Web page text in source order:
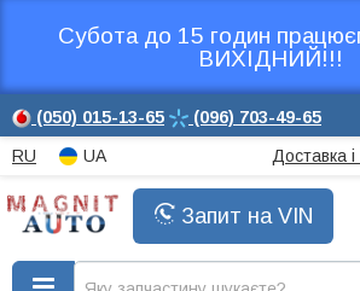
Субота до 15 годин
ВИХІДНИЙ!!!
(050) 015-13-65 (096) 703-49-65
RU UA Доставка
Запит на VIN